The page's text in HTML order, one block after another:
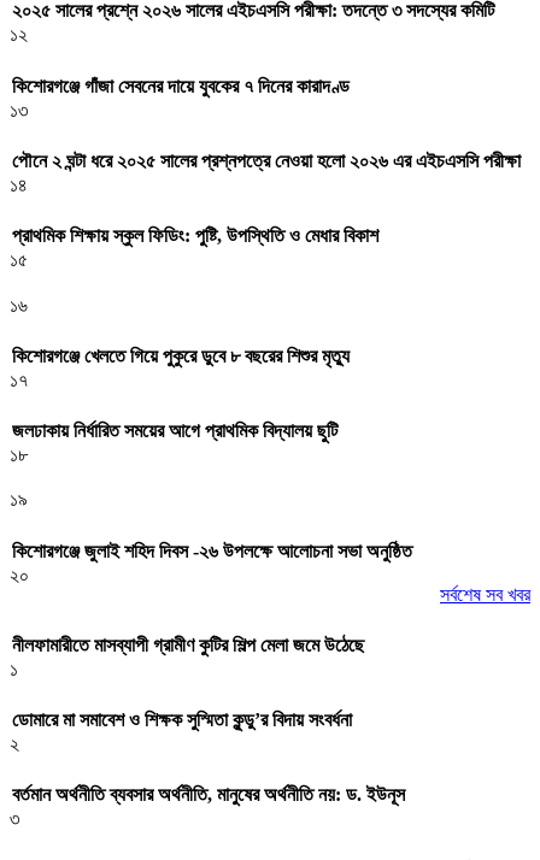
২০২৫ সালের প্রশ্নে ২০২৬ সালের এইচএসসি পরীক্ষা: তদন্তে ৩ সদস্যের কমিটি
১২
কিশোরগঞ্জে গাঁজা সেবনের দায়ে যুবকের ৭ দিনের কারাদণ্ড
১৩
পৌনে ২ ঘন্টা ধরে ২০২৫ সালের প্রশ্নপত্রে নেওয়া হলো ২০২৬ এর এইচএসসি পরীক্ষা
১৪
প্রাথমিক শিক্ষায় স্কুল ফিডিং: পুষ্টি, উপস্থিতি ও মেধার বিকাশ
১৫
১৬
কিশোরগঞ্জে খেলতে গিয়ে পুকুরে ডুবে ৮ বছরের শিশুর মৃত্যু
১৭
জলঢাকায় নির্ধারিত সময়ের আগে প্রাথমিক বিদ্যালয় ছুটি
১৮
১৯
কিশোরগঞ্জে জুলাই শহিদ দিবস -২৬ উপলক্ষে আলোচনা সভা অনুষ্ঠিত
২০
সর্বশেষ সব খবর
নীলফামারীতে মাসব্যাপী গ্রামীণ কুটির শিল্প মেলা জমে উঠেছে
১
ডোমারে মা সমাবেশ ও শিক্ষক সুস্মিতা কুন্ডু’র বিদায় সংবর্ধনা
২
বর্তমান অর্থনীতি ব্যবসার অর্থনীতি, মানুষের অর্থনীতি নয়: ড. ইউনূস
৩